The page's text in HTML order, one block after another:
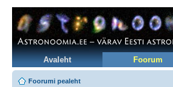
Avaleht Foorum
Foorumi pealeht